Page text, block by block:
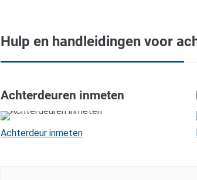
Hulp en handleidingen voor
Achterdeuren inmeten
Achterdeur inmeten